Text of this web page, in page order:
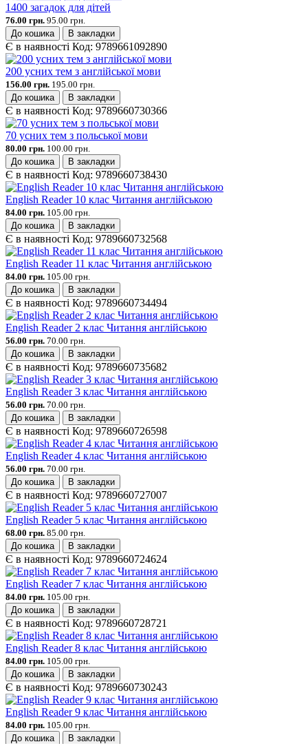
1400 загадок для дітей
76.00 грн. 95.00 грн.
До кошика
В закладки
Є в наявності Код: 9789661092890
200 усних тем з англійської мови
156.00 грн. 195.00 грн.
До кошика
В закладки
Є в наявності Код: 9789660730366
70 усних тем з польської мови
80.00 грн. 100.00 грн.
До кошика
В закладки
Є в наявності Код: 9789660738430
English Reader 10 клас Читання англійською
84.00 грн. 105.00 грн.
До кошика
В закладки
Є в наявності Код: 9789660732568
English Reader 11 клас Читання англійською
84.00 грн. 105.00 грн.
До кошика
В закладки
Є в наявності Код: 9789660734494
English Reader 2 клас Читання англійською
56.00 грн. 70.00 грн.
До кошика
В закладки
Є в наявності Код: 9789660735682
English Reader 3 клас Читання англійською
56.00 грн. 70.00 грн.
До кошика
В закладки
Є в наявності Код: 9789660726598
English Reader 4 клас Читання англійською
56.00 грн. 70.00 грн.
До кошика
В закладки
Є в наявності Код: 9789660727007
English Reader 5 клас Читання англійською
68.00 грн. 85.00 грн.
До кошика
В закладки
Є в наявності Код: 9789660724624
English Reader 7 клас Читання англійською
84.00 грн. 105.00 грн.
До кошика
В закладки
Є в наявності Код: 9789660728721
English Reader 8 клас Читання англійською
84.00 грн. 105.00 грн.
До кошика
В закладки
Є в наявності Код: 9789660730243
English Reader 9 клас Читання англійською
84.00 грн. 105.00 грн.
До кошика
В закладки